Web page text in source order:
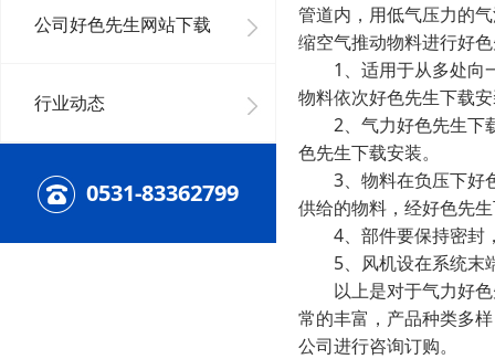
公司好色先生网站下载
行业动态
0531-83362799
管道内，用低气压力的
缩空气推动物料进行好
1、适用于从多处向一
物料依次好色先生下载
2、气力好色先生下载
色先生下载安装。
3、物料在负压下好色
供给的物料，经好色先
4、部件要保持密封，
5、风机设在系统末
以上是对于气力好色
常的丰富，产品种类多
公司进行咨询订购。